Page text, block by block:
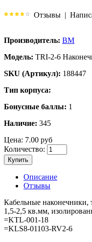
Отзывы |
Производитель: BM
Модель: TRI-2-6
SKU (Артикул): 188447
Тип корпуса:
Бонусные баллы: 1
Наличие: 345
Цена: 7.00 руб
Количество:
Купить
Описание
Отзывы
Кабельные
1,5-2,5 кв.мм,
=KTL-001-18
=KLS8-01103-RV2-6